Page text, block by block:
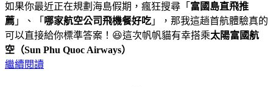
如果你最近正在規劃海島假期，瘋狂搜尋「 富國島直飛推
薦 」、「 哪家航空公司飛機餐好吃 」，那我這趟首航體驗真的
可以直接給你標準答案！😆這次帆帆貓有幸搭乘太陽富國航
空（Sun Phu Quoc Airways）
繼續閱讀